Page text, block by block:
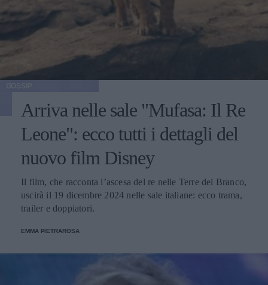
Arriva nelle sale "Mufasa: Il Re
Leone": ecco tutti i dettagli del
nuovo film Disney
Il film, che racconta l’ascesa del re nelle Terre del Branco,
uscirà il 19 dicembre 2024 nelle sale italiane: ecco trama,
trailer e doppiatori.
EMMA PIETRAROSA